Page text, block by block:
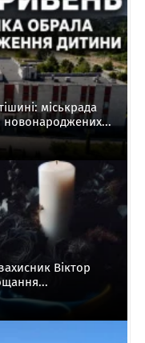
міськрада
новонароджених...
Віктор